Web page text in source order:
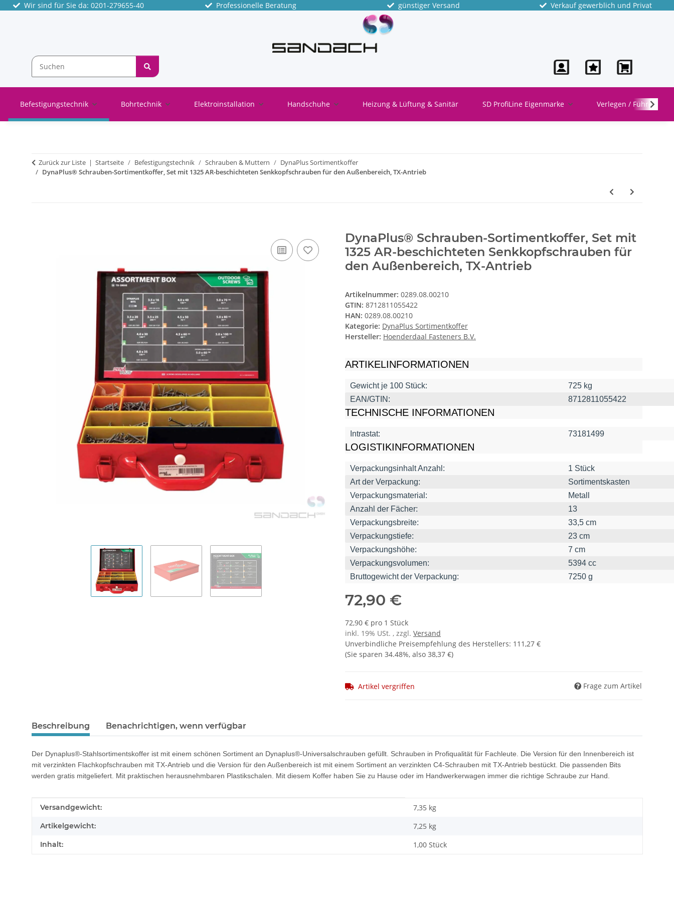
Wir sind für Sie da: 0201-279655-40 Professionelle Beratung günstiger Versand Verkauf gewerblich und Privat
Befestigungstechnik Bohrtechnik Elektroinstallation Handschuhe Heizung & Lüftung & Sanitär SD ProfiLine Eigenmarke Verlegen / Führen
Zurück zur Liste Startseite Befestigungstechnik Schrauben & Muttern
DynaPlus Sortimentkoffer
DynaPlus® Schrauben-Sortimentkoffer, Set mit 1325 AR-beschichteten Senkkopfschrauben für den Außenbereich, TX-Antrieb
DynaPlus® Schrauben-Sortimentkoffer, Set mit
1325 AR-beschichteten Senkkopfschrauben für
den Außenbereich, TX-Antrieb
Artikelnummer: 0289.08.00210
GTIN: 8712811055422
HAN: 0289.08.00210
Kategorie: DynaPlus Sortimentkoffer
Hersteller: Hoenderdaal Fasteners B.V.
ARTIKELINFORMATIONEN
Gewicht je 100 Stück:
725 kg
EAN/GTIN:
8712811055422
TECHNISCHE INFORMATIONEN
Intrastat: 73181499
LOGISTIKINFORMATIONEN
Verpackungsinhalt Anzahl:
1 Stück
Art der Verpackung:
Sortimentskasten
Verpackungsmaterial:
Metall
Anzahl der Fächer:
13
Verpackungsbreite:
33,5 cm
Verpackungstiefe:
23 cm
Verpackungshöhe:
7 cm
Verpackungsvolumen:
5394 cc
Bruttogewicht der Verpackung:
7250 g
72,90 €
72,90 € pro 1 Stück
inkl. 19% USt. , zzgl. Versand
Unverbindliche Preisempfehlung des Herstellers: 111,27 €
(Sie sparen 34.48%, also 38,37 €)
Artikel vergriffen Frage zum Artikel
Beschreibung Benachrichtigen, wenn verfügbar
Der Dynaplus®-Stahlsortimentskoffer ist mit einem schönen Sortiment an Dynaplus®-Universalschrauben gefüllt. Schrauben in Profiqualität für Fachleute. Die Version für den Innenbereich ist
mit verzinkten Flachkopfschrauben mit TX-Antrieb und die Version für den Außenbereich ist mit einem Sortiment an verzinkten C4-Schrauben mit TX-Antrieb bestückt. Die passenden Bits
werden gratis mitgeliefert. Mit praktischen herausnehmbaren Plastikschalen. Mit diesem Koffer haben Sie zu Hause oder im Handwerkerwagen immer die richtige Schraube zur Hand.
Produkteigenschaft
Wert
Versandgewicht: 7,35 kg
Artikelgewicht: 7,25 kg
Inhalt: 1,00 Stück